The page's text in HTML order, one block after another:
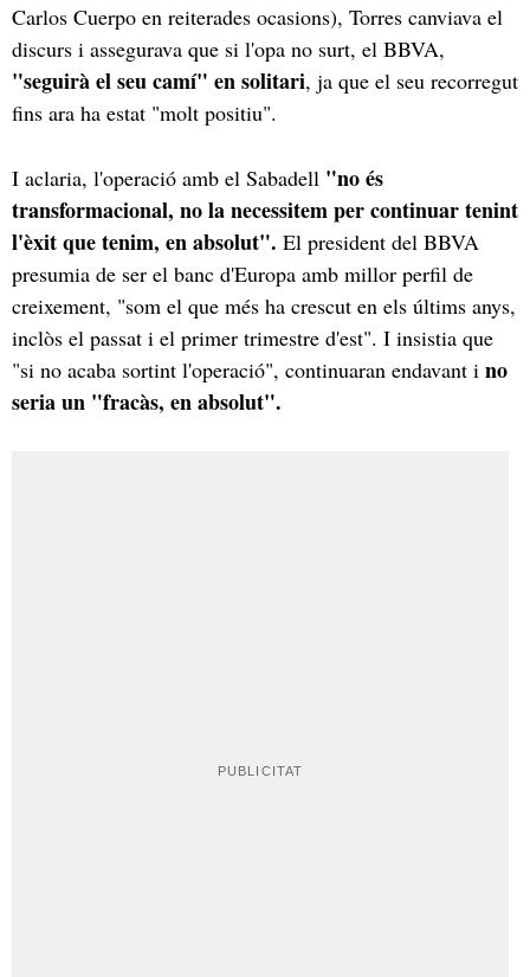
Carlos Cuerpo en reiterades ocasions), Torres canviava el
discurs i assegurava que si l'opa no surt, el BBVA,
"seguirà el seu camí" en solitari, ja que el seu recorregut
fins ara ha estat "molt positiu".
I aclaria, l'operació amb el Sabadell "no és
transformacional, no la necessitem per continuar tenint
l'èxit que tenim, en absolut". El president del BBVA
presumia de ser el banc d'Europa amb millor perfil de
creixement, "som el que més ha crescut en els últims anys,
inclòs el passat i el primer trimestre d'est". I insistia que
"si no acaba sortint l'operació", continuaran endavant i no
seria un "fracàs, en absolut".